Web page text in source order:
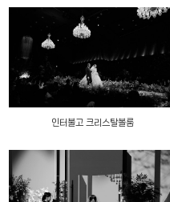
인터불고 크리스탈볼룸